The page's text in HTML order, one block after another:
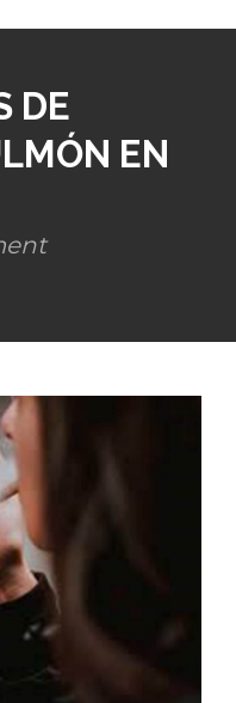
DE
EN